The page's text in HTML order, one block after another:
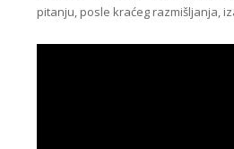
pitanju, posle kraćeg razmišljanja,